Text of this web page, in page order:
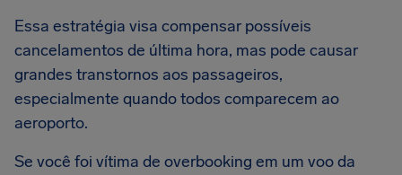
Essa estratégia visa compensar possíveis
cancelamentos de última hora, mas pode causar
grandes transtornos aos passageiros,
especialmente quando todos comparecem ao
aeroporto.
Se você foi vítima de overbooking em um voo da